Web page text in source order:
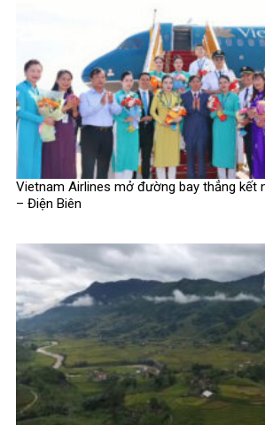
Vietnam Airlines mở đường bay thẳng kết
– Điện Biên